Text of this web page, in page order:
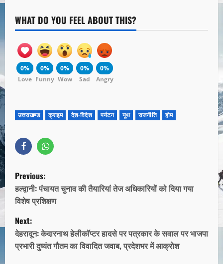
WHAT DO YOU FEEL ABOUT THIS?
0%
Love
0%
Funny
0%
Wow
0%
Sad
0%
Angry
उत्तराखण्ड क्राइम देश-विदेश पर्यटन यूथ राजनीति होम
Previous:
हल्द्वानी: पंचायत चुनाव की तैयारियां तेज अधिकारियों को दिया गया
विशेष प्रशिक्षण
Next:
देहरादून: केदारनाथ हेलीकॉप्टर हादसे पर पत्रकार के सवाल पर भाजपा
प्रभारी दुष्यंत गौतम का विवादित जवाब, प्रदेशभर में आक्रोश